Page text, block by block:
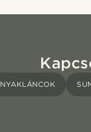
NYAKLÁNCOK